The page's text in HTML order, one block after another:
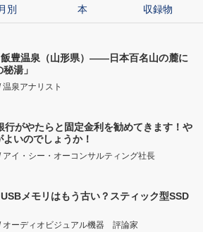
月別 本 収録物
豊温泉（山形県）――日本百名山の麓に
湯」
泉アナリスト
行がやたらと固定金利を勧めてきます！や
いのでしょうか！
アイ・シー・オーコンサルティング社長
メモリはもう古い？スティック型SSD
オーディオビジュアル機器 評論家